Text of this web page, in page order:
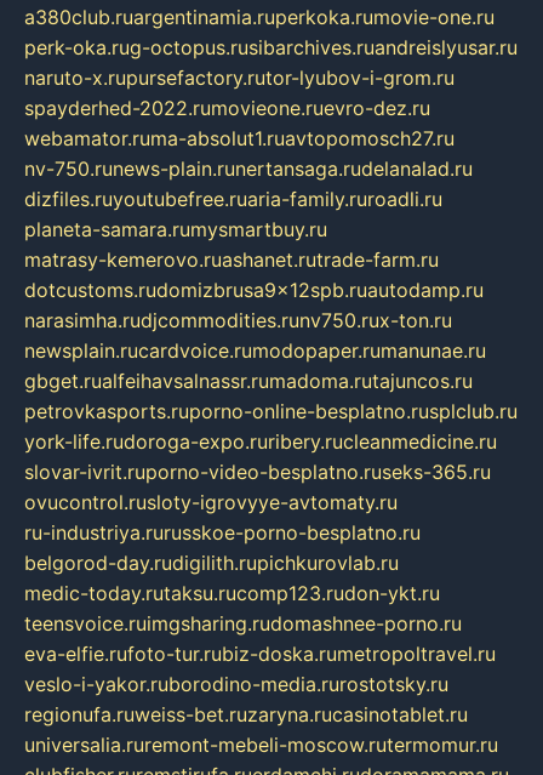
a380club.ruargentinamia.ruperkoka.rumovie-one.ru
perk-oka.rug-octopus.rusibarchives.ruandreislyusar.ru
naruto-x.rupursefactory.rutor-lyubov-i-grom.ru
spayderhed-2022.rumovieone.ruevro-dez.ru
webamator.ruma-absolut1.ruavtopomosch27.ru
nv-750.runews-plain.runertansaga.rudelanalad.ru
dizfiles.ruyoutubefree.ruaria-family.ruroadli.ru
planeta-samara.rumysmartbuy.ru
matrasy-kemerovo.ruashanet.rutrade-farm.ru
dotcustoms.rudomizbrusa9x12spb.ruautodamp.ru
narasimha.rudjcommodities.runv750.rux-ton.ru
newsplain.rucardvoice.rumodopaper.rumanunae.ru
gbget.rualfeihavsalnassr.rumadoma.rutajuncos.ru
petrovkasports.ruporno-online-besplatno.rusplclub.ru
york-life.rudoroga-expo.ruribery.rucleanmedicine.ru
slovar-ivrit.ruporno-video-besplatno.ruseks-365.ru
ovucontrol.rusloty-igrovyye-avtomaty.ru
ru-industriya.rurusskoe-porno-besplatno.ru
belgorod-day.rudigilith.rupichkurovlab.ru
medic-today.rutaksu.rucomp123.rudon-ykt.ru
teensvoice.ruimgsharing.rudomashnee-porno.ru
eva-elfie.rufoto-tur.rubiz-doska.rumetropoltravel.ru
veslo-i-yakor.ruborodino-media.rurostotsky.ru
regionufa.ruweiss-bet.ruzaryna.rucasinotablet.ru
universalia.ruremont-mebeli-moscow.rutermomur.ru